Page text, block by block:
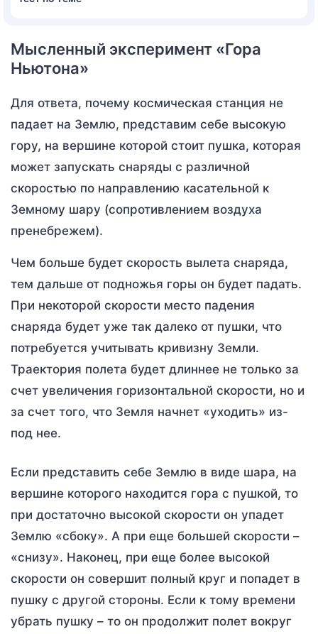
Мысленный эксперимент «Гора
Ньютона»
Для ответа, почему космическая станция не
падает на Землю, представим себе высокую
гору, на вершине которой стоит пушка, которая
может запускать снаряды с различной
скоростью по направлению касательной к
Земному шару (сопротивлением воздуха
пренебрежем).
Чем больше будет скорость вылета снаряда,
тем дальше от подножья горы он будет падать.
При некоторой скорости место падения
снаряда будет уже так далеко от пушки, что
потребуется учитывать кривизну Земли.
Траектория полета будет длиннее не только за
счет увеличения горизонтальной скорости, но и
за счет того, что Земля начнет «уходить» из-
под нее.
Если представить себе Землю в виде шара, на
вершине которого находится гора с пушкой, то
при достаточно высокой скорости он упадет
Землю «сбоку». А при еще большей скорости –
«снизу». Наконец, при еще более высокой
скорости он совершит полный круг и попадет в
пушку с другой стороны. Если к тому времени
убрать пушку – то он продолжит полет вокруг